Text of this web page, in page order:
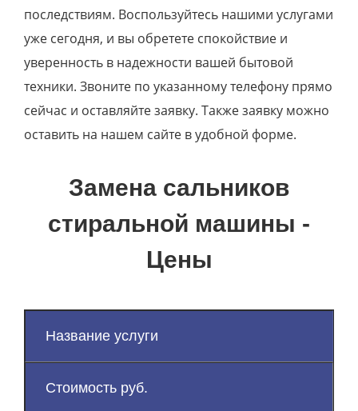
последствиям. Воспользуйтесь нашими услугами
уже сегодня, и вы обретете спокойствие и
уверенность в надежности вашей бытовой
техники. Звоните по указанному телефону прямо
сейчас и оставляйте заявку. Также заявку можно
оставить на нашем сайте в удобной форме.
Замена сальников
стиральной машины -
Цены
Название услуги
Стоимость руб.